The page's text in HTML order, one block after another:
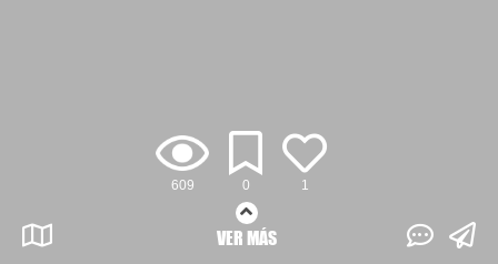
609 0 1
VER MÁS